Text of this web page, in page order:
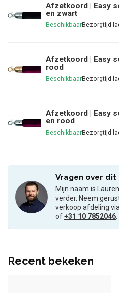
Afzetkoord | Easy
en zwart
Beschikbaar
Afzetkoord | Easy
rood
Beschikbaar
Afzetkoord | Easy
en rood
Beschikbaar
Vragen over
Mijn naam is
verder. Neem
verkoop afdeling
of+31 10 7852046
Recent bekeken